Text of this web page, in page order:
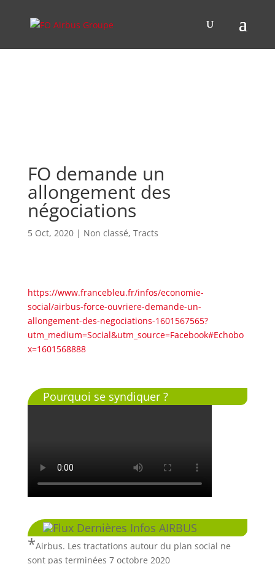
FO demande un
allongement des
négociations
5 Oct, 2020| Non classé, Tracts
https://www.francebleu.fr/infos/economie-
social/airbus-force-ouvriere-demande-un-
allongement-des-negociations-1601567565?
utm_medium=Social&utm_source=Facebook#Echobo
x=1601568888
Pourquoi se syndiquer ?
Dernières Infos AIRBUS
Airbus. Les tractations autour du plan social ne
sont pas terminées 7 octobre 2020